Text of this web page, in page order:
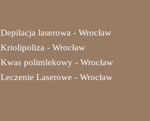
Depilacja laserowa - Wrocław
Kriolipoliza - Wrocław
Kwas polimlekowy - Wrocław
Leczenie Laserowe - Wrocław